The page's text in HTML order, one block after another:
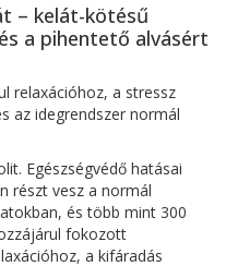
– kelát-kötésű
a pihentető alvásért
relaxációhoz, a stressz
az idegrendszer normál
Egészségvédő hatásai
részt vesz a normál
és több mint 300
fokozott
a kifáradás